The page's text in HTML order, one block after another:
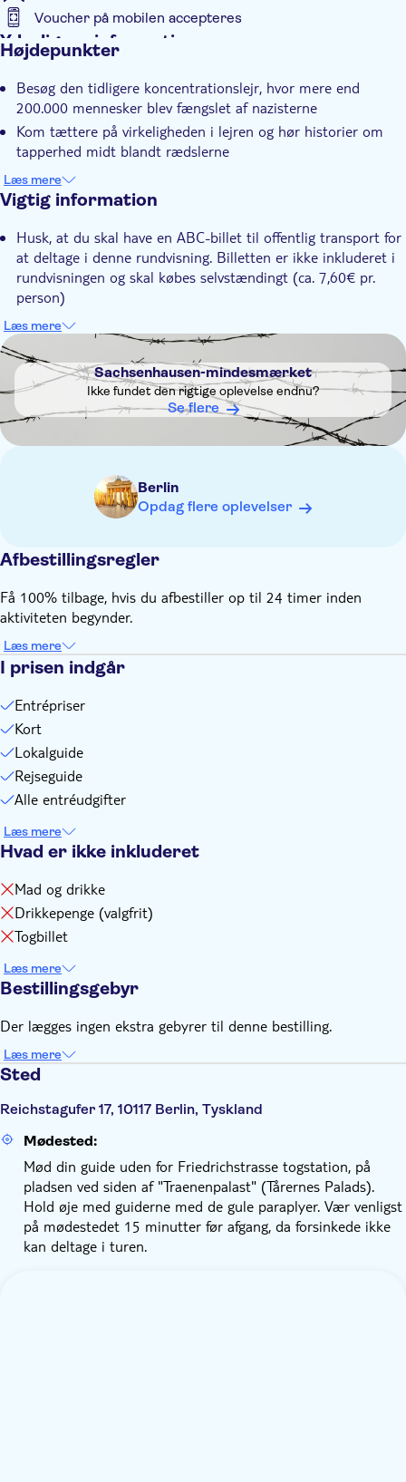
Voucher på mobilen accepteres
Yderligere information
Spring linjen over
Entréudgifter er Inkluderet
Unik seværdighed
Guidet Tur
Elektronisk billet
Højdepunkter
Besøg den tidligere koncentrationslejr, hvor mere end
200.000 mennesker blev fængslet af nazisterne
Kom tættere på virkeligheden i lejren og hør historier om
tapperhed midt blandt rædslerne
Lær, hvordan nazistiske arkitekter designede grunden og
bygningerne
Læs mere
Vigtig information
Husk, at du skal have en ABC-billet til offentlig transport for
at deltage i denne rundvisning. Billetten er ikke inkluderet i
rundvisningen og skal købes selvstændingt (ca. 7,60€ pr.
person)
Medbring venligst din egen mad og drikkevarer, da disse ikke
kan købes på mindesmærket
Husk at have passende tøj og behagelige sko
Læs mere
DSA1Sachsenhausen-mindesmærket
Sachsenhausen-mindesmærket
Ikke fundet den rigtige oplevelse endnu?
Se flere
Berlin
Opdag flere oplevelser
Afbestillingsregler
Få 100% tilbage, hvis du afbestiller op til 24 timer inden
aktiviteten begynder.
Læs mere
I prisen indgår
Entrépriser
Kort
Lokalguide
Rejseguide
Alle entréudgifter
Læs mere
Hvad er ikke inkluderet
Mad og drikke
Drikkepenge (valgfrit)
Togbillet
Læs mere
Bestillingsgebyr
Der lægges ingen ekstra gebyrer til denne bestilling.
Læs mere
Sted
Reichstagufer 17, 10117 Berlin, Tyskland
Mødested:
Mød din guide uden for Friedrichstrasse togstation, på
pladsen ved siden af "Traenenpalast" (Tårernes Palads).
Hold øje med guiderne med de gule paraplyer. Vær venligst
på mødestedet 15 minutter før afgang, da forsinkede ikke
kan deltage i turen.